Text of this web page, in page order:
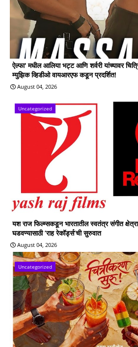
ऐल्फा' मधील आलिया भट्ट आणि शर्वरी यांच्यावर
म्युझिक व्हिडीओ वायआरएफ कडून प्रदर्शित!
August 04, 2026
Uncategorized
यश राज फिल्म्सकडून भारतातील स्वतंत्र संगीत
घडवण्यासाठी ‘राह रेकॉर्ड्स’ची सुरुवात
August 04, 2026
Uncategorized